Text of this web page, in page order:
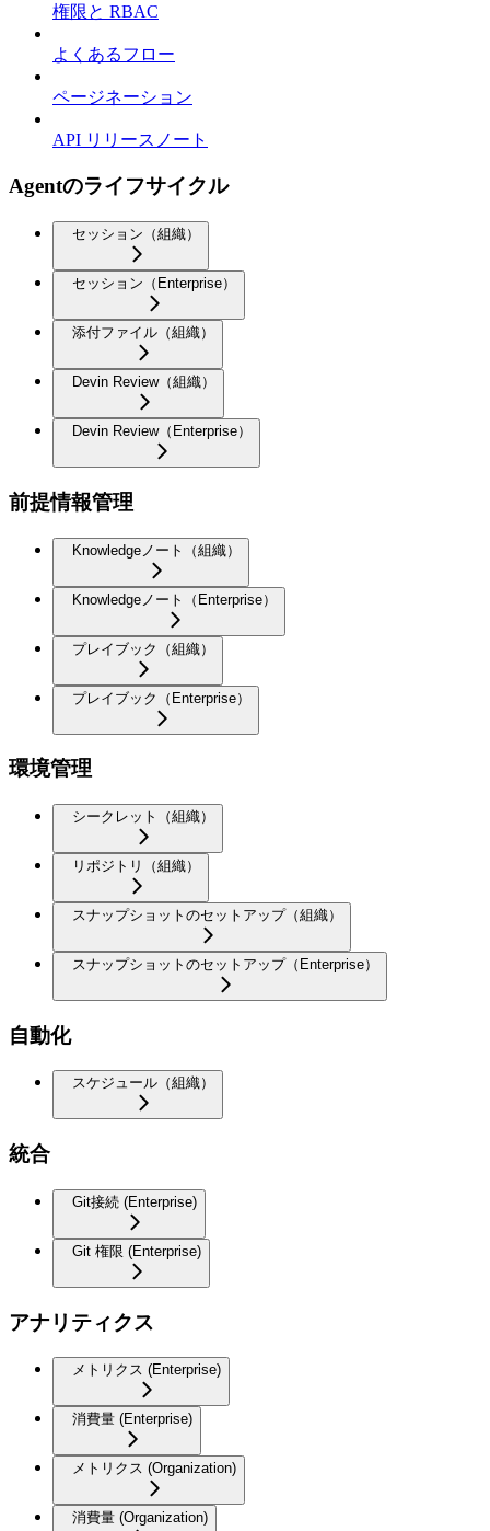
権限と RBAC
よくあるフロー
ページネーション
API リリースノート
Agentのライフサイクル
セッション（組織）
セッション（Enterprise）
添付ファイル（組織）
Devin Review（組織）
Devin Review（Enterprise）
前提情報管理
Knowledgeノート（組織）
Knowledgeノート（Enterprise）
プレイブック（組織）
プレイブック（Enterprise）
環境管理
シークレット（組織）
リポジトリ（組織）
スナップショットのセットアップ（組織）
スナップショットのセットアップ（Enterprise）
自動化
スケジュール（組織）
統合
Git接続 (Enterprise)
Git 権限 (Enterprise)
アナリティクス
メトリクス (Enterprise)
消費量 (Enterprise)
メトリクス (Organization)
消費量 (Organization)